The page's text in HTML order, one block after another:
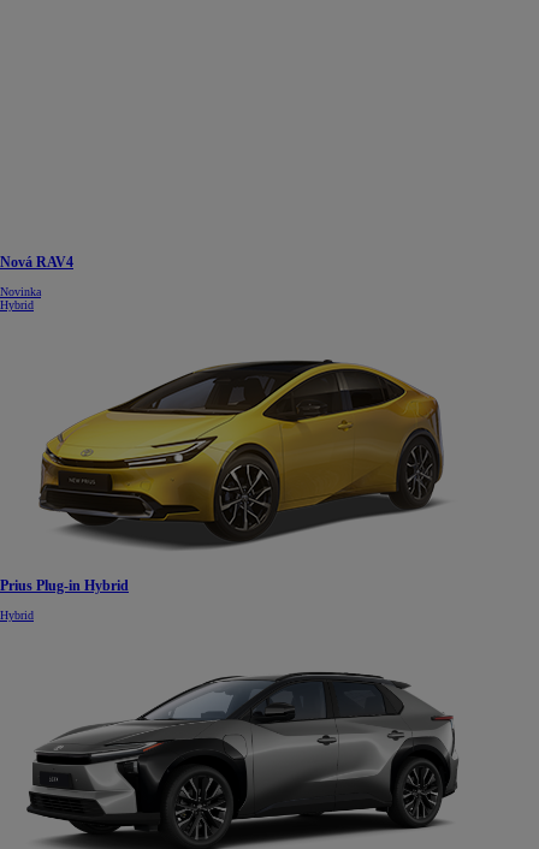
Nová RAV4
Novinka
Hybrid
Prius Plug-in Hybrid
Hybrid